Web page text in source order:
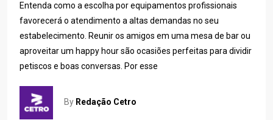
Entenda como a escolha por equipamentos profissionais
favorecerá o atendimento a altas demandas no seu
estabelecimento. Reunir os amigos em uma mesa de bar ou
aproveitar um happy hour são ocasiões perfeitas para dividir
petiscos e boas conversas. Por esse
By Redação Cetro